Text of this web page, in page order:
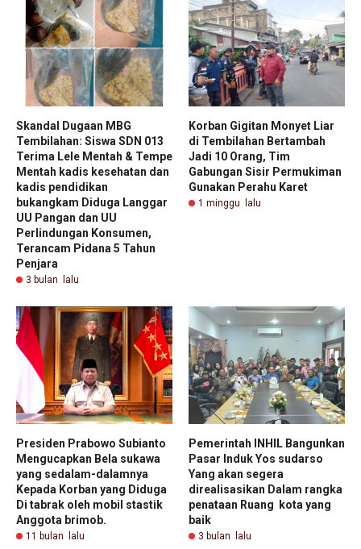
Skandal Dugaan MBG
Tembilahan: Siswa SDN 013
Terima Lele Mentah & Tempe
Mentah kadis kesehatan dan
kadis pendidikan
bukangkam Diduga Langgar
UU Pangan dan UU
Perlindungan Konsumen,
Terancam Pidana 5 Tahun
Penjara
3 bulan lalu
Korban Gigitan Monyet Liar
di Tembilahan Bertambah
Jadi 10 Orang, Tim
Gabungan Sisir Permukiman
Gunakan Perahu Karet
1 minggu lalu
Presiden Prabowo Subianto
Mengucapkan Bela sukawa
yang sedalam-dalamnya
Kepada Korban yang Diduga
Di tabrak oleh mobil stastik
Anggota brimob.
11 bulan lalu
Pemerintah INHIL Bangunkan
Pasar Induk Yos sudarso
Yang akan segera
direalisasikan Dalam rangka
penataan Ruang kota yang
baik
3 bulan lalu